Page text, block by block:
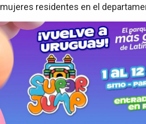
mujeres residentes en el